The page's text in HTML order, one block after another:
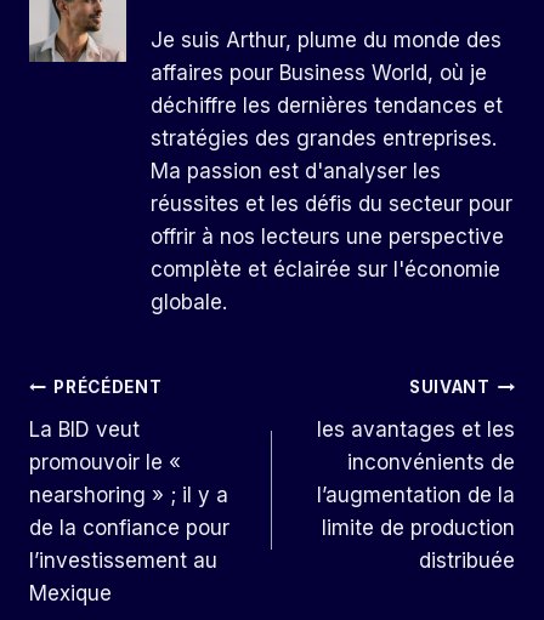
Je suis Arthur, plume du monde des
affaires pour Business World, où je
déchiffre les dernières tendances et
stratégies des grandes entreprises.
Ma passion est d'analyser les
réussites et les défis du secteur pour
offrir à nos lecteurs une perspective
complète et éclairée sur l'économie
globale.
Navigation
De
L’article
PRÉCÉDENT
La BID veut
promouvoir le «
nearshoring » ; il y a
de la confiance pour
l’investissement au
Mexique
SUIVANT
les avantages et les
inconvénients de
l’augmentation de la
limite de production
distribuée